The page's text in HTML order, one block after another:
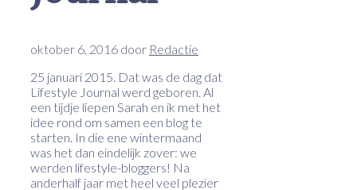
oktober 6, 2016 door Redactie
25 januari 2015. Dat was de dag dat
Lifestyle Journal werd geboren. Al
een tijdje liepen Sarah en ik met het
idee rond om samen een blog te
starten. In die ene wintermaand
was het dan eindelijk zover: we
werden lifestyle-bloggers! Na
anderhalf jaar met heel veel plezier